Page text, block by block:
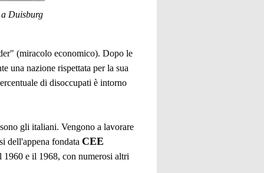
Duisburg
(miracolo economico). Dopo le
una nazione rispettata per la sua
di disoccupati è intorno
gli italiani. Vengono a lavorare
dell'appena fondata CEE
e il 1968, con numerosi altri